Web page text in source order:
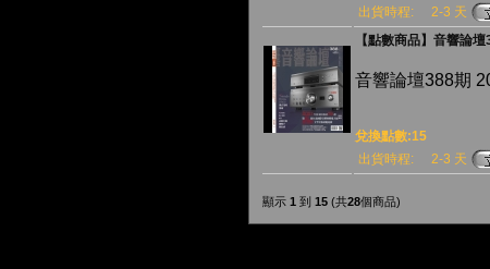
出貨時程:
2-3 天
【點數商品】音響論
音響論壇388期
兌換點數:15
出貨時程:
2-3 天
顯示 1 到 15 (共28個商品)